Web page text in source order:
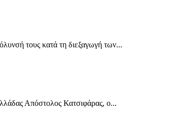
τους κατά τη διεξαγωγή των...
Απόστολος Κατσιφάρας, ο...